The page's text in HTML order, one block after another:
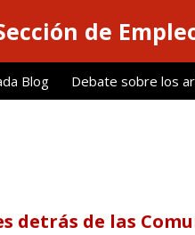
de
Blog Debate sobre los
detrás de las